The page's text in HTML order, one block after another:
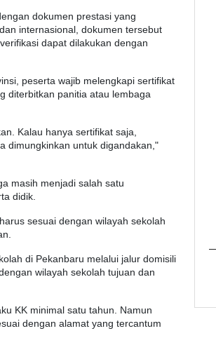
dokumen prestasi yang
internasional, dokumen tersebut
dapat dilakukan dengan
peserta wajib melengkapi sertifikat
diterbitkan panitia atau lembaga
Kalau hanya sertifikat saja,
dimungkinkan untuk digandakan,"
masih menjadi salah satu
didik.
sesuai dengan wilayah sekolah
di Pekanbaru melalui jalur domisili
wilayah sekolah tujuan dan
KK minimal satu tahun. Namun
dengan alamat yang tercantum